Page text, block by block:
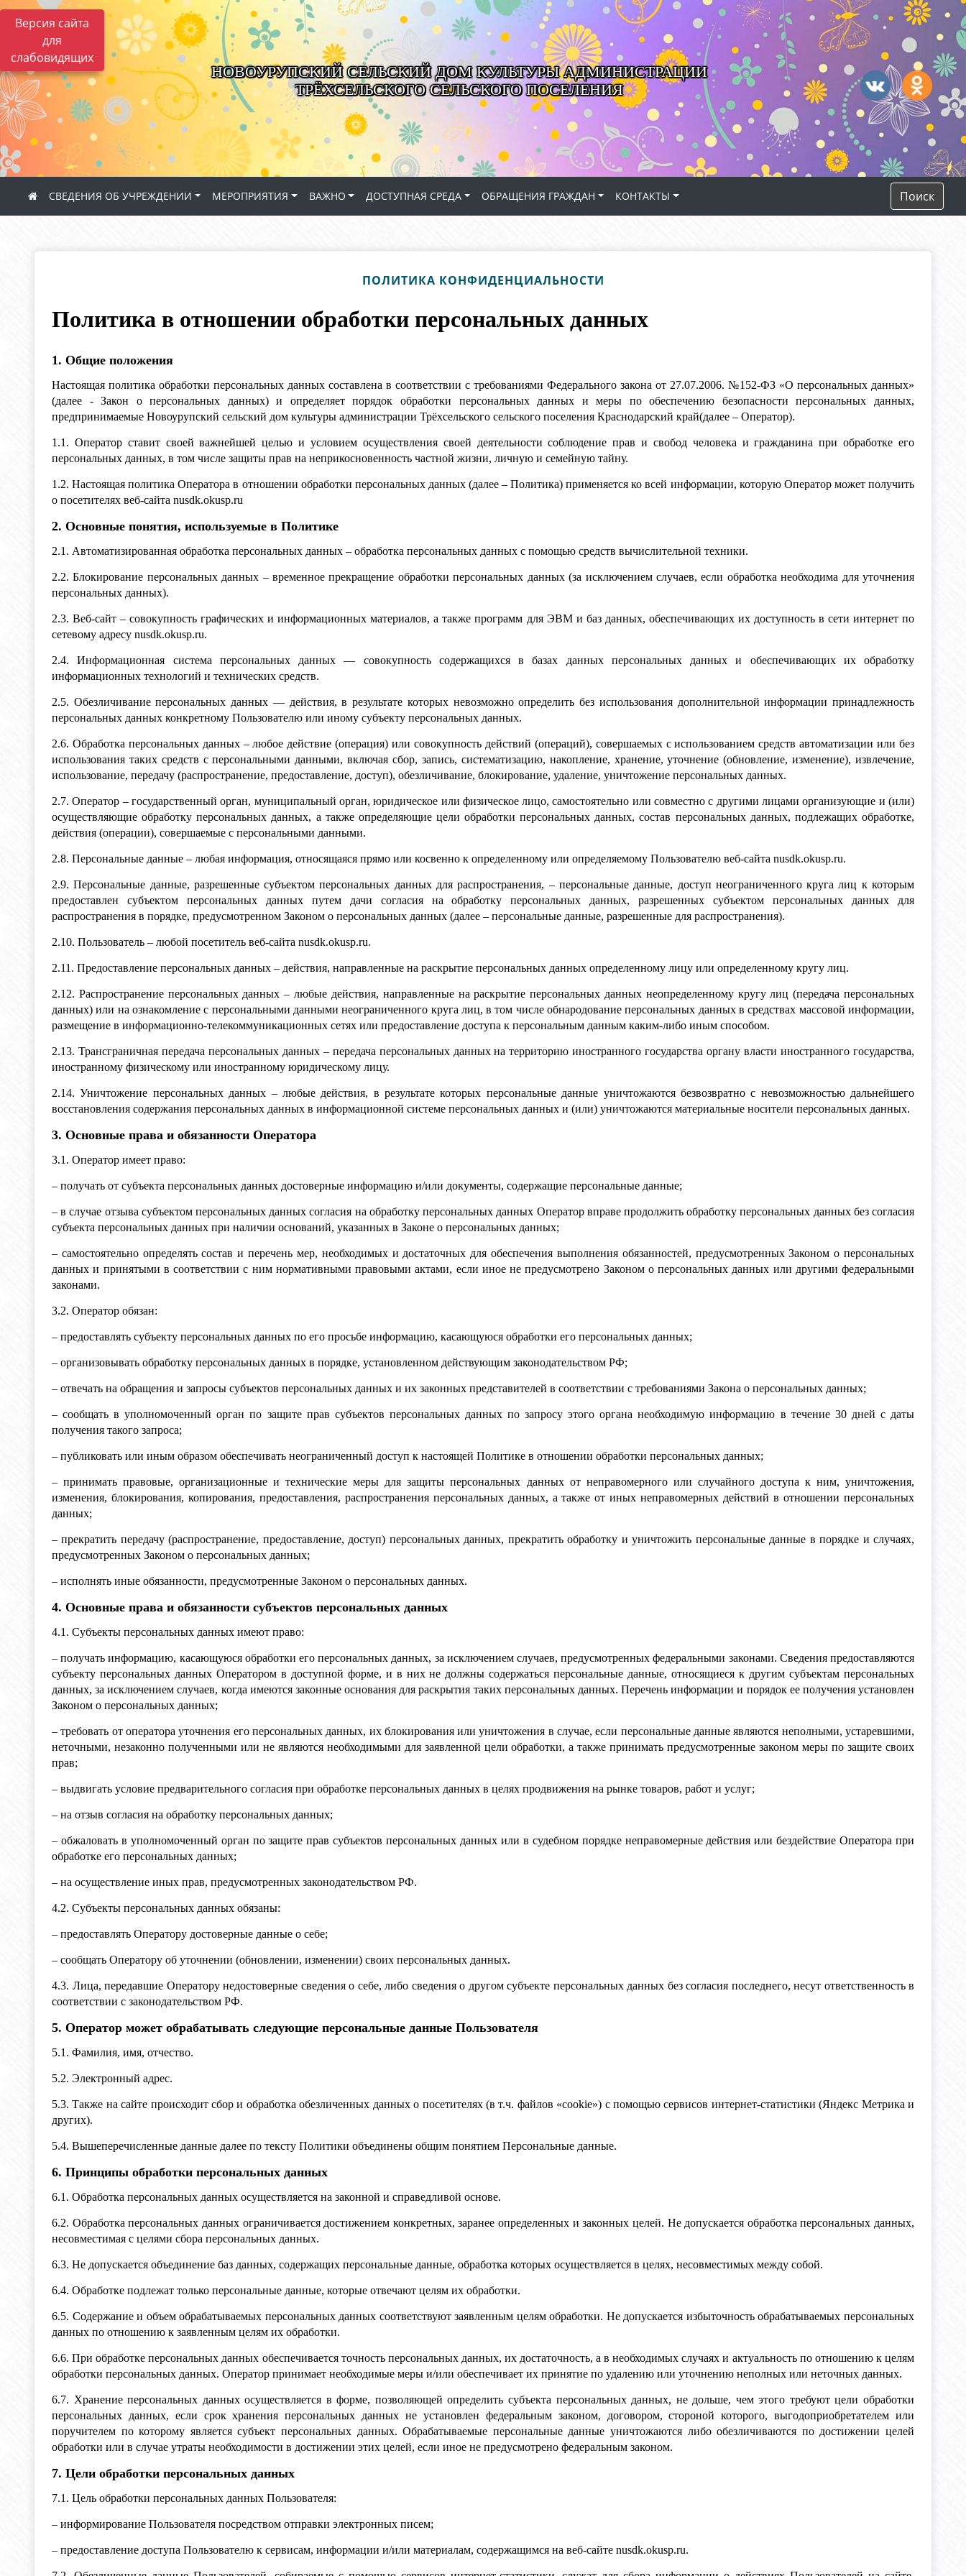
Версия сайта
для
слабовидящих
НОВОУРУПСКИЙ СЕЛЬСКИЙ ДОМ КУЛЬТУРЫ АДМИНИСТРАЦИИ
ТРЁХСЕЛЬСКОГО СЕЛЬСКОГО ПОСЕЛЕНИЯ
СВЕДЕНИЯ ОБ УЧРЕЖДЕНИИ МЕРОПРИЯТИЯ ВАЖНО ДОСТУПНАЯ СРЕДА ОБРАЩЕНИЯ ГРАЖДАН КОНТАКТЫ Поиск
ПОЛИТИКА КОНФИДЕНЦИАЛЬНОСТИ
Политика в отношении обработки персональных данных
1. Общие положения
Настоящая политика обработки персональных данных составлена в соответствии с требованиями Федерального закона от 27.07.2006. №152-ФЗ «О персональных данных»
(далее - Закон о персональных данных) и определяет порядок обработки персональных данных и меры по обеспечению безопасности персональных данных,
предпринимаемые Новоурупский сельский дом культуры администрации Трёхсельского сельского поселения Краснодарский край(далее – Оператор).
1.1. Оператор ставит своей важнейшей целью и условием осуществления своей деятельности соблюдение прав и свобод человека и гражданина при обработке его
персональных данных, в том числе защиты прав на неприкосновенность частной жизни, личную и семейную тайну.
1.2. Настоящая политика Оператора в отношении обработки персональных данных (далее – Политика) применяется ко всей информации, которую Оператор может получить
о посетителях веб-сайта nusdk.okusp.ru
2. Основные понятия, используемые в Политике
2.1. Автоматизированная обработка персональных данных – обработка персональных данных с помощью средств вычислительной техники.
2.2. Блокирование персональных данных – временное прекращение обработки персональных данных (за исключением случаев, если обработка необходима для уточнения
персональных данных).
2.3. Веб-сайт – совокупность графических и информационных материалов, а также программ для ЭВМ и баз данных, обеспечивающих их доступность в сети интернет по
сетевому адресу nusdk.okusp.ru.
2.4. Информационная система персональных данных — совокупность содержащихся в базах данных персональных данных и обеспечивающих их обработку
информационных технологий и технических средств.
2.5. Обезличивание персональных данных — действия, в результате которых невозможно определить без использования дополнительной информации принадлежность
персональных данных конкретному Пользователю или иному субъекту персональных данных.
2.6. Обработка персональных данных – любое действие (операция) или совокупность действий (операций), совершаемых с использованием средств автоматизации или без
использования таких средств с персональными данными, включая сбор, запись, систематизацию, накопление, хранение, уточнение (обновление, изменение), извлечение,
использование, передачу (распространение, предоставление, доступ), обезличивание, блокирование, удаление, уничтожение персональных данных.
2.7. Оператор – государственный орган, муниципальный орган, юридическое или физическое лицо, самостоятельно или совместно с другими лицами организующие и (или)
осуществляющие обработку персональных данных, а также определяющие цели обработки персональных данных, состав персональных данных, подлежащих обработке,
действия (операции), совершаемые с персональными данными.
2.8. Персональные данные – любая информация, относящаяся прямо или косвенно к определенному или определяемому Пользователю веб-сайта nusdk.okusp.ru.
2.9. Персональные данные, разрешенные субъектом персональных данных для распространения, – персональные данные, доступ неограниченного круга лиц к которым
предоставлен субъектом персональных данных путем дачи согласия на обработку персональных данных, разрешенных субъектом персональных данных для
распространения в порядке, предусмотренном Законом о персональных данных (далее – персональные данные, разрешенные для распространения).
2.10. Пользователь – любой посетитель веб-сайта nusdk.okusp.ru.
2.11. Предоставление персональных данных – действия, направленные на раскрытие персональных данных определенному лицу или определенному кругу лиц.
2.12. Распространение персональных данных – любые действия, направленные на раскрытие персональных данных неопределенному кругу лиц (передача персональных
данных) или на ознакомление с персональными данными неограниченного круга лиц, в том числе обнародование персональных данных в средствах массовой информации,
размещение в информационно-телекоммуникационных сетях или предоставление доступа к персональным данным каким-либо иным способом.
2.13. Трансграничная передача персональных данных – передача персональных данных на территорию иностранного государства органу власти иностранного государства,
иностранному физическому или иностранному юридическому лицу.
2.14. Уничтожение персональных данных – любые действия, в результате которых персональные данные уничтожаются безвозвратно с невозможностью дальнейшего
восстановления содержания персональных данных в информационной системе персональных данных и (или) уничтожаются материальные носители персональных данных.
3. Основные права и обязанности Оператора
3.1. Оператор имеет право:
– получать от субъекта персональных данных достоверные информацию и/или документы, содержащие персональные данные;
– в случае отзыва субъектом персональных данных согласия на обработку персональных данных Оператор вправе продолжить обработку персональных данных без согласия
субъекта персональных данных при наличии оснований, указанных в Законе о персональных данных;
– самостоятельно определять состав и перечень мер, необходимых и достаточных для обеспечения выполнения обязанностей, предусмотренных Законом о персональных
данных и принятыми в соответствии с ним нормативными правовыми актами, если иное не предусмотрено Законом о персональных данных или другими федеральными
законами.
3.2. Оператор обязан:
– предоставлять субъекту персональных данных по его просьбе информацию, касающуюся обработки его персональных данных;
– организовывать обработку персональных данных в порядке, установленном действующим законодательством РФ;
– отвечать на обращения и запросы субъектов персональных данных и их законных представителей в соответствии с требованиями Закона о персональных данных;
– сообщать в уполномоченный орган по защите прав субъектов персональных данных по запросу этого органа необходимую информацию в течение 30 дней с даты
получения такого запроса;
– публиковать или иным образом обеспечивать неограниченный доступ к настоящей Политике в отношении обработки персональных данных;
– принимать правовые, организационные и технические меры для защиты персональных данных от неправомерного или случайного доступа к ним, уничтожения,
изменения, блокирования, копирования, предоставления, распространения персональных данных, а также от иных неправомерных действий в отношении персональных
данных;
– прекратить передачу (распространение, предоставление, доступ) персональных данных, прекратить обработку и уничтожить персональные данные в порядке и случаях,
предусмотренных Законом о персональных данных;
– исполнять иные обязанности, предусмотренные Законом о персональных данных.
4. Основные права и обязанности субъектов персональных данных
4.1. Субъекты персональных данных имеют право:
– получать информацию, касающуюся обработки его персональных данных, за исключением случаев, предусмотренных федеральными законами. Сведения предоставляются
субъекту персональных данных Оператором в доступной форме, и в них не должны содержаться персональные данные, относящиеся к другим субъектам персональных
данных, за исключением случаев, когда имеются законные основания для раскрытия таких персональных данных. Перечень информации и порядок ее получения установлен
Законом о персональных данных;
– требовать от оператора уточнения его персональных данных, их блокирования или уничтожения в случае, если персональные данные являются неполными, устаревшими,
неточными, незаконно полученными или не являются необходимыми для заявленной цели обработки, а также принимать предусмотренные законом меры по защите своих
прав;
– выдвигать условие предварительного согласия при обработке персональных данных в целях продвижения на рынке товаров, работ и услуг;
– на отзыв согласия на обработку персональных данных;
– обжаловать в уполномоченный орган по защите прав субъектов персональных данных или в судебном порядке неправомерные действия или бездействие Оператора при
обработке его персональных данных;
– на осуществление иных прав, предусмотренных законодательством РФ.
4.2. Субъекты персональных данных обязаны:
– предоставлять Оператору достоверные данные о себе;
– сообщать Оператору об уточнении (обновлении, изменении) своих персональных данных.
4.3. Лица, передавшие Оператору недостоверные сведения о себе, либо сведения о другом субъекте персональных данных без согласия последнего, несут ответственность в
соответствии с законодательством РФ.
5. Оператор может обрабатывать следующие персональные данные Пользователя
5.1. Фамилия, имя, отчество.
5.2. Электронный адрес.
5.3. Также на сайте происходит сбор и обработка обезличенных данных о посетителях (в т.ч. файлов «cookie») с помощью сервисов интернет-статистики (Яндекс Метрика и
других).
5.4. Вышеперечисленные данные далее по тексту Политики объединены общим понятием Персональные данные.
6. Принципы обработки персональных данных
6.1. Обработка персональных данных осуществляется на законной и справедливой основе.
6.2. Обработка персональных данных ограничивается достижением конкретных, заранее определенных и законных целей. Не допускается обработка персональных данных,
несовместимая с целями сбора персональных данных.
6.3. Не допускается объединение баз данных, содержащих персональные данные, обработка которых осуществляется в целях, несовместимых между собой.
6.4. Обработке подлежат только персональные данные, которые отвечают целям их обработки.
6.5. Содержание и объем обрабатываемых персональных данных соответствуют заявленным целям обработки. Не допускается избыточность обрабатываемых персональных
данных по отношению к заявленным целям их обработки.
6.6. При обработке персональных данных обеспечивается точность персональных данных, их достаточность, а в необходимых случаях и актуальность по отношению к целям
обработки персональных данных. Оператор принимает необходимые меры и/или обеспечивает их принятие по удалению или уточнению неполных или неточных данных.
6.7. Хранение персональных данных осуществляется в форме, позволяющей определить субъекта персональных данных, не дольше, чем этого требуют цели обработки
персональных данных, если срок хранения персональных данных не установлен федеральным законом, договором, стороной которого, выгодоприобретателем или
поручителем по которому является субъект персональных данных. Обрабатываемые персональные данные уничтожаются либо обезличиваются по достижении целей
обработки или в случае утраты необходимости в достижении этих целей, если иное не предусмотрено федеральным законом.
7. Цели обработки персональных данных
7.1. Цель обработки персональных данных Пользователя:
– информирование Пользователя посредством отправки электронных писем;
– предоставление доступа Пользователю к сервисам, информации и/или материалам, содержащимся на веб-сайте nusdk.okusp.ru.